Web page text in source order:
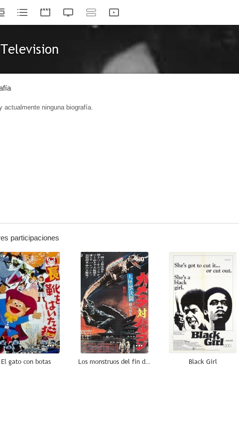
actualmente ninguna biografía.
participaciones
6.3
El gato con botas
6.0
Los monstruos del fin del mundo
--
Black Girl